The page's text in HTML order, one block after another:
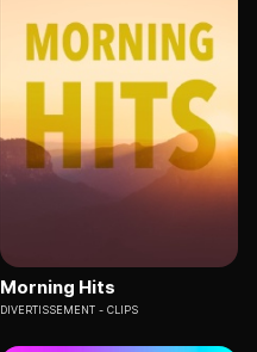
Morning Hits
DIVERTISSEMENT CLIPS